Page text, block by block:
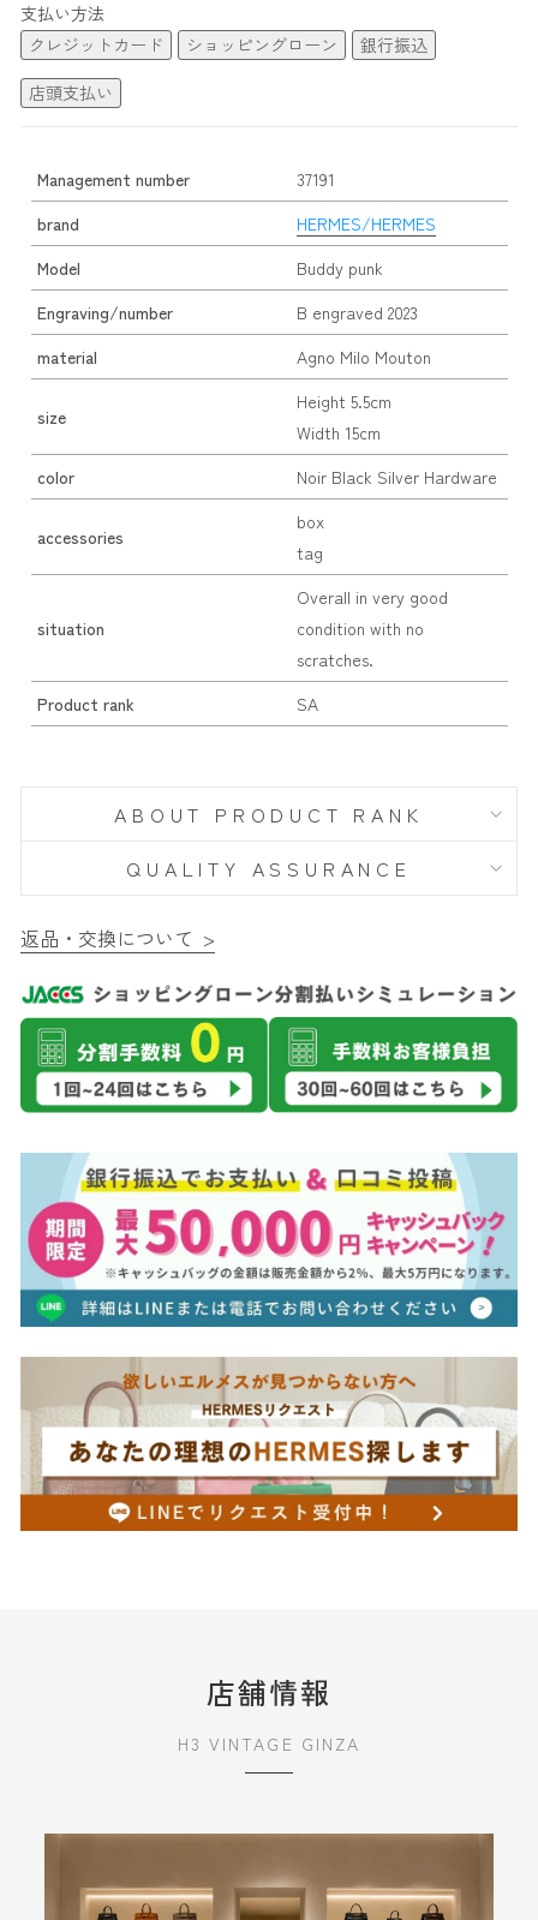
支払い方法
クレジットカード
ショッピングローン
銀行振込
店頭支払い
Management number
37191
brand
HERMES/HERMES
Model
Buddy punk
Engraving/number
B engraved 2023
material
Agno Milo Mouton
size
Height 5.5cm
Width 15cm
color
Noir Black Silver Hardware
accessories
box
tag
situation
Overall in very good
condition with no
scratches.
Product rank
SA
ABOUT PRODUCT RANK
QUALITY ASSURANCE
返品・交換について >
店舗情報
H3 VINTAGE GINZA